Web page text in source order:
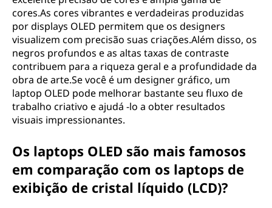
cores.As cores vibrantes e verdadeiras produzidas
por displays OLED permitem que os designers
visualizem com precisão suas criações.Além disso, os
negros profundos e as altas taxas de contraste
contribuem para a riqueza geral e a profundidade da
obra de arte.Se você é um designer gráfico, um
laptop OLED pode melhorar bastante seu fluxo de
trabalho criativo e ajudá -lo a obter resultados
visuais impressionantes.
Os laptops OLED são mais famosos
em comparação com os laptops de
exibição de cristal líquido (LCD)?